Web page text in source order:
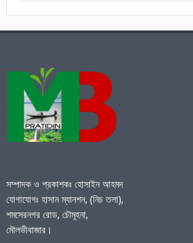
সম্পাদক ও প্রকাশকঃ হোসাইন আহমদ
যোগাযোগঃ হাসান ম্যানশন, (নিচ তলা),
শমসেরনগর রোড, চৌমূহনা,
মৌলভীবাজার।